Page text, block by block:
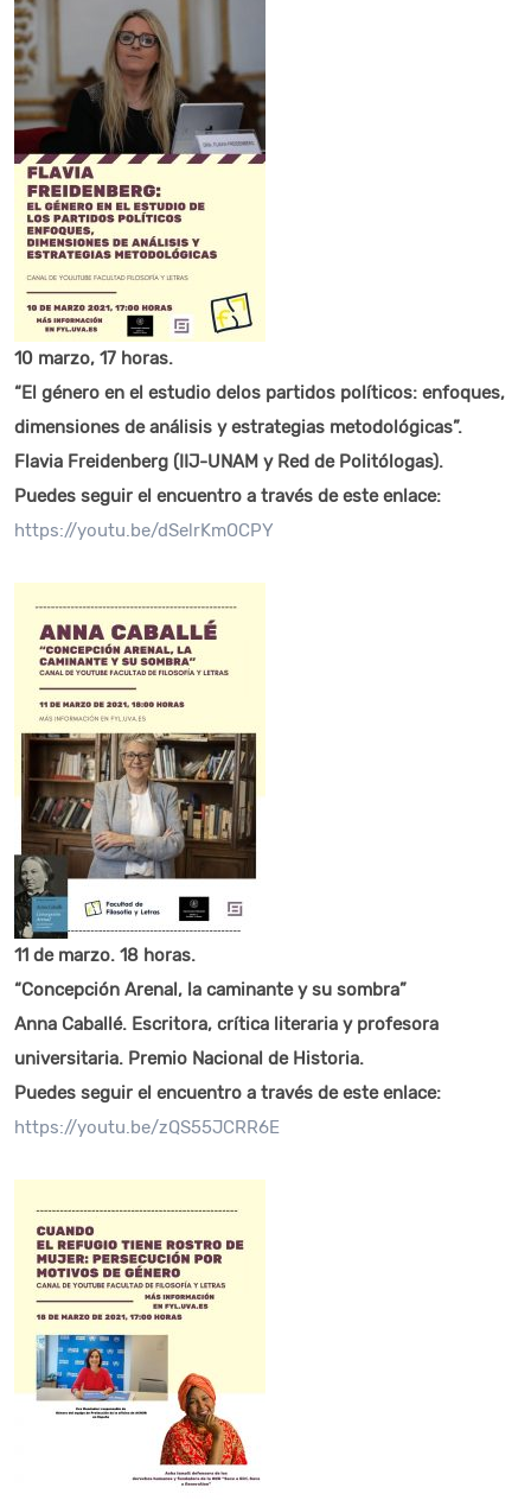
10 marzo, 17 horas.
“El género en el estudio delos partidos políticos: enfoques,
dimensiones de análisis y estrategias metodológicas”.
Flavia Freidenberg (IIJ-UNAM y Red de Politólogas).
Puedes seguir el encuentro a través de este enlace:
https://youtu.be/dSelrKmOCPY
11 de marzo. 18 horas.
“Concepción Arenal, la caminante y su sombra”
Anna Caballé. Escritora, crítica literaria y profesora
universitaria. Premio Nacional de Historia.
Puedes seguir el encuentro a través de este enlace:
https://youtu.be/zQS55JCRR6E